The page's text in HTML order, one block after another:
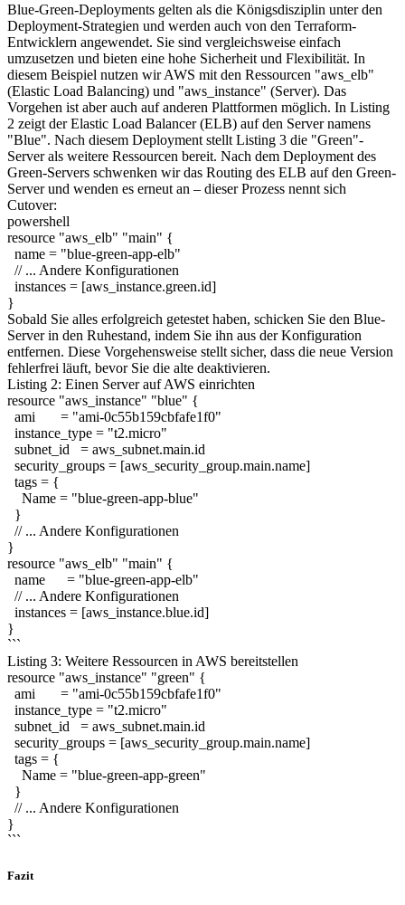
Blue-Green-Deployments gelten als die Königsdisziplin unter den
Deployment-Strategien und werden auch von den Terraform-
Entwicklern angewendet. Sie sind vergleichsweise einfach
umzusetzen und bieten eine hohe Sicherheit und Flexibilität. In
diesem Beispiel nutzen wir AWS mit den Ressourcen "aws_elb"
(Elastic Load Balancing) und "aws_instance" (Server). Das
Vorgehen ist aber auch auf anderen Plattformen möglich. In Listing
2 zeigt der Elastic Load Balancer (ELB) auf den Server namens
"Blue". Nach diesem Deployment stellt Listing 3 die "Green"-
Server als weitere Ressourcen bereit. Nach dem Deployment des
Green-Servers schwenken wir das Routing des ELB auf den Green-
Server und wenden es erneut an – dieser Prozess nennt sich
Cutover:
powershell
resource "aws_elb" "main" {
name = "blue-green-app-elb"
// ... Andere Konfigurationen
instances = [aws_instance.green.id]
}
Sobald Sie alles erfolgreich getestet haben, schicken Sie den Blue-
Server in den Ruhestand, indem Sie ihn aus der Konfiguration
entfernen. Diese Vorgehensweise stellt sicher, dass die neue Version
fehlerfrei läuft, bevor Sie die alte deaktivieren.
Listing 2: Einen Server auf AWS einrichten
resource "aws_instance" "blue" {
ami = "ami-0c55b159cbfafe1f0"
instance_type = "t2.micro"
subnet_id = aws_subnet.main.id
security_groups = [aws_security_group.main.name]
tags = {
Name = "blue-green-app-blue"
}
// ... Andere Konfigurationen
}
resource "aws_elb" "main" {
name = "blue-green-app-elb"
// ... Andere Konfigurationen
instances = [aws_instance.blue.id]
}
```
Listing 3: Weitere Ressourcen in AWS bereitstellen
resource "aws_instance" "green" {
ami = "ami-0c55b159cbfafe1f0"
instance_type = "t2.micro"
subnet_id = aws_subnet.main.id
security_groups = [aws_security_group.main.name]
tags = {
Name = "blue-green-app-green"
}
// ... Andere Konfigurationen
}
```
Fazit